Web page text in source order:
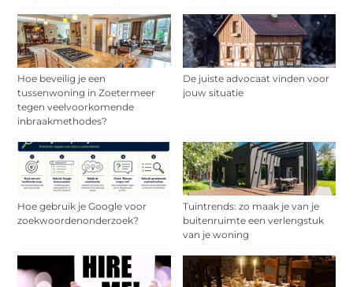
Hoe beveilig je een
tussenwoning in Zoetermeer
tegen veelvoorkomende
inbraakmethodes?
De juiste advocaat vinden voor
jouw situatie
Hoe gebruik je Google voor
zoekwoordenonderzoek?
Tuintrends: zo maak je van je
buitenruimte een verlengstuk
van je woning